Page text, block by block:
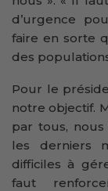
d’urgence
faire en sorte
des
Pour le
notre objectif.
par tous,
les derniers
difficiles à
faut